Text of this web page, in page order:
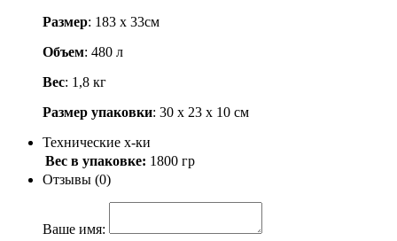
Размер: 183 х 33см
Объем: 480 л
Вес: 1,8 кг
Размер упаковки: 30 х 23 х 10 см
Технические х-ки
Вес в упаковке: 1800 гр
Отзывы (0)
Ваше имя: